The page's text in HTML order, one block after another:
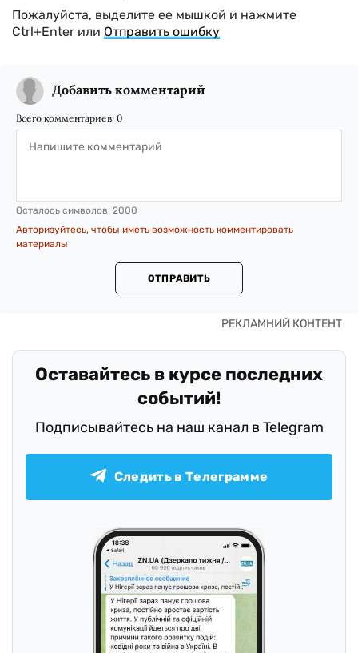
Пожалуйста, выделите ее мышкой и нажмите
Ctrl+Enter или Отправить ошибку
Добавить комментарий
Всего комментариев: 0
Осталось символов: 2000
Авторизуйтесь, чтобы иметь возможность комментировать
материалы
ОТПРАВИТЬ
Оставайтесь в курсе последних
событий!
Подписывайтесь на наш канал в Telegram
Следить в Телеграмме